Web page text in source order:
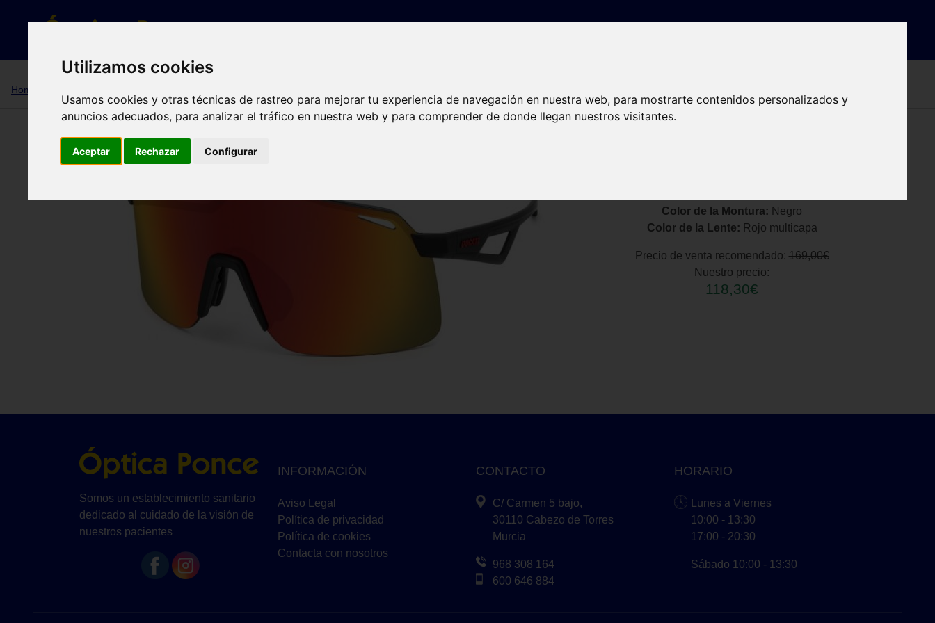
Utilizamos cookies
Usamos cookies y otras técnicas de rastreo para mejorar tu experiencia de navegación en nuestra web, para mostrarte contenidos personalizados y
anuncios adecuados, para analizar el tráfico en nuestra web y para comprender de donde llegan nuestros visitantes.
Aceptar Rechazar Configurar
Home
CARDUC 066/S 003 (UZ) 99
Color de la Montura: Negro
Color de la Lente: Rojo multicapa
Precio de venta recomendado: 169,00€
Nuestro precio:
118,30€
Somos un establecimiento sanitario
dedicado al cuidado de la visión de
nuestros pacientes
INFORMACIÓN
Aviso Legal
Política de privacidad
Política de cookies
Contacta con nosotros
CONTACTO
C/ Carmen 5 bajo,
30110 Cabezo de Torres
Murcia
968 308 164
600 646 884
HORARIO
Lunes a Viernes
10:00 - 13:30
17:00 - 20:30
Sábado 10:00 - 13:30